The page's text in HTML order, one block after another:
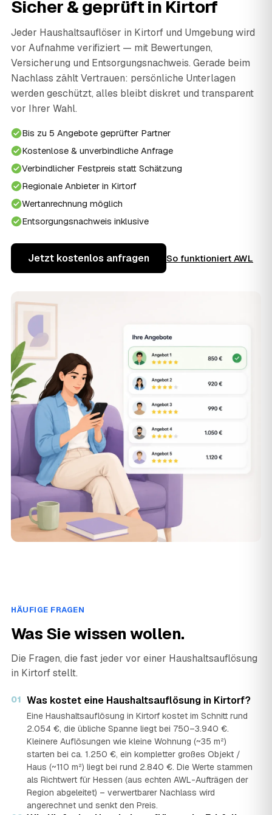
Sicher & geprüft in Kirtorf
Jeder Haushaltsauflöser in Kirtorf und Umgebung wird
vor Aufnahme verifiziert — mit Bewertungen,
Versicherung und Entsorgungsnachweis. Gerade beim
Nachlass zählt Vertrauen: persönliche Unterlagen
werden geschützt, alles bleibt diskret und transparent
vor Ihrer Wahl.
Bis zu 5 Angebote geprüfter Partner
Kostenlose & unverbindliche Anfrage
Verbindlicher Festpreis statt Schätzung
Regionale Anbieter in Kirtorf
Wertanrechnung möglich
Entsorgungsnachweis inklusive
Jetzt kostenlos anfragen So funktioniert AWL
HÄUFIGE FRAGEN
Was Sie wissen wollen.
Die Fragen, die fast jeder vor einer Haushaltsauflösung
in Kirtorf stellt.
01 Was kostet eine Haushaltsauflösung in Kirtorf?
Eine Haushaltsauflösung in Kirtorf kostet im Schnitt rund
2.054 €, die übliche Spanne liegt bei 750–3.940 €.
Kleinere Auflösungen wie kleine Wohnung (~35 m²)
starten bei ca. 1.250 €, ein kompletter großes Objekt /
Haus (~110 m²) liegt bei rund 2.840 €. Die Werte stammen
als Richtwert für Hessen (aus echten AWL-Aufträgen der
Region abgeleitet) – verwertbarer Nachlass wird
angerechnet und senkt den Preis.